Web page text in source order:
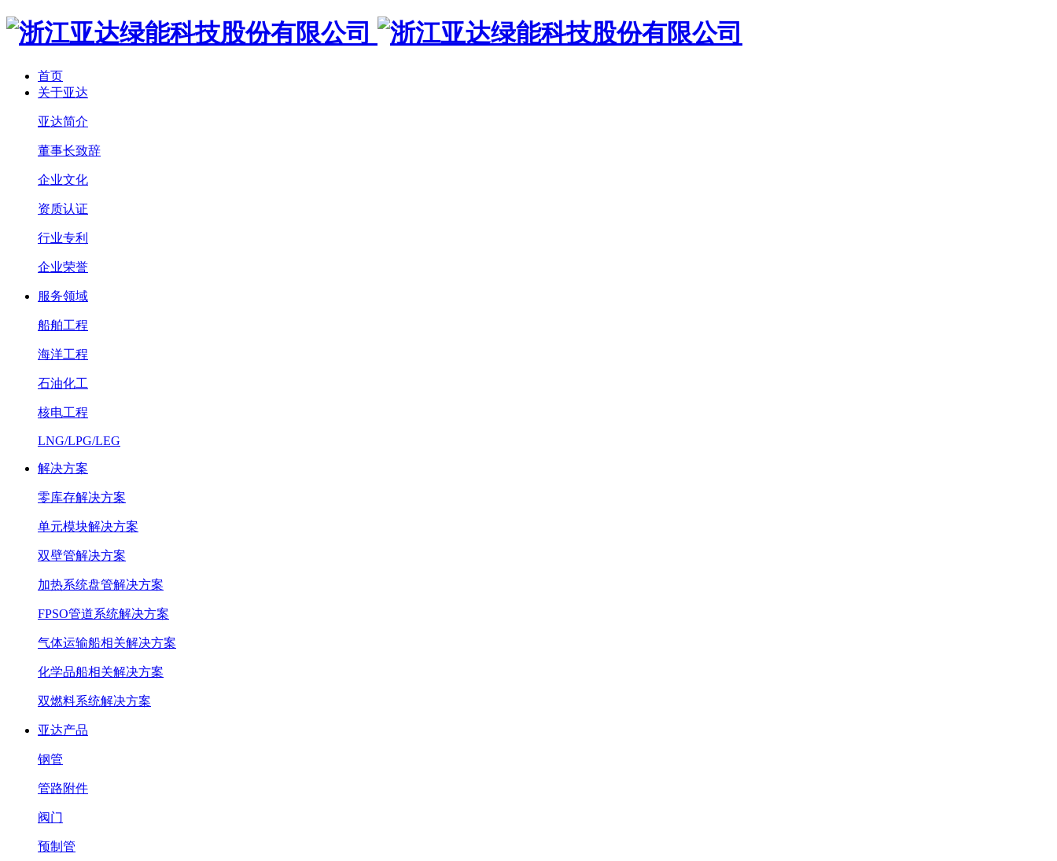
首页
关于亚达
亚达简介
董事长致辞
企业文化
资质认证
行业专利
企业荣誉
服务领域
船舶工程
海洋工程
石油化工
核电工程
LNG/LPG/LEG
解决方案
零库存解决方案
单元模块解决方案
双壁管解决方案
加热系统盘管解决方案
FPSO管道系统解决方案
气体运输船相关解决方案
化学品船相关解决方案
双燃料系统解决方案
亚达产品
钢管
管路附件
阀门
预制管